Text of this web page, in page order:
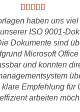
haben uns
ISO 9001-
Dokumente sind
Microsoft
und konnten
Empfehlung für
arbeiten